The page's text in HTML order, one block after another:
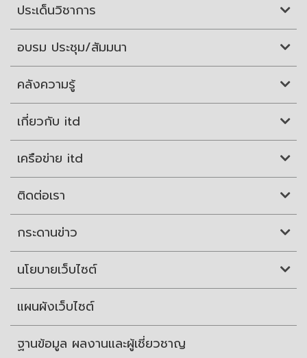
ประเด็นวิชาการ
อบรม ประชุม/สัมมนา
คลังความรู้
เกี่ยวกับ itd
เครือข่าย itd
ติดต่อเรา
กระดานข่าว
นโยบายเว็บไซต์
แผนผังเว็บไซต์
ฐานข้อมูล ผลงานและผู้เชี่ยวชาญ